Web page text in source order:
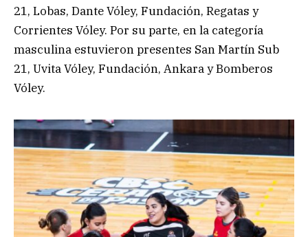
21, Lobas, Dante Vóley, Fundación, Regatas y
Corrientes Vóley. Por su parte, en la categoría
masculina estuvieron presentes San Martín Sub
21, Uvita Vóley, Fundación, Ankara y Bomberos
Vóley.